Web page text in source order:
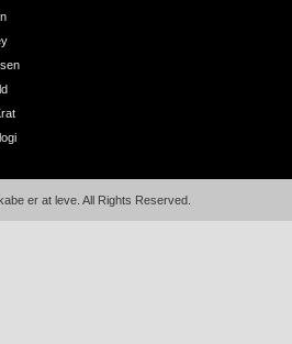
er at leve. All Rights Reserved.